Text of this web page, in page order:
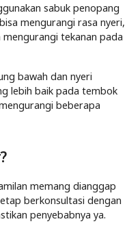
sabuk penopang
mengurangi rasa nyeri,
tekanan pada
bawah dan nyeri
lebih baik pada tembok
beberapa
memang dianggap
berkonsultasi dengan
penyebabnya ya.